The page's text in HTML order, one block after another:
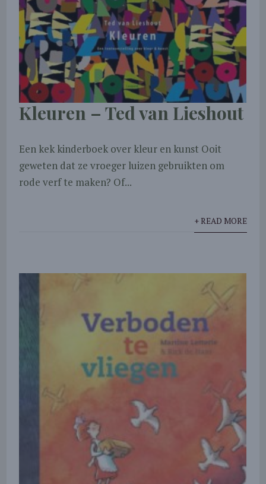
Kleuren – Ted van Lieshout
Een kek kinderboek over kleur en kunst Ooit
geweten dat ze vroeger luizen gebruikten om
rode verf te maken? Of...
+ READ MORE